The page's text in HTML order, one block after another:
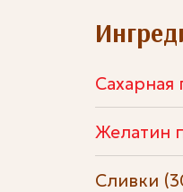
Сахарная
Желатин
Сливки